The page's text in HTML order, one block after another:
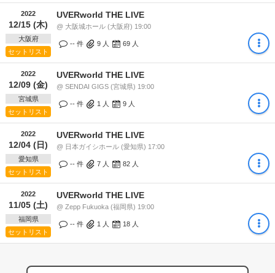
2022
12/15 (木)
大阪府
セットリスト
UVERworld THE LIVE
@ 大阪城ホール (大阪府) 19:00
-- 件 9 人 69 人
2022
12/09 (金)
宮城県
セットリスト
UVERworld THE LIVE
@ SENDAI GIGS (宮城県) 19:00
-- 件 1 人 9 人
2022
12/04 (日)
愛知県
セットリスト
UVERworld THE LIVE
@ 日本ガイシホール (愛知県) 17:00
-- 件 7 人 82 人
2022
11/05 (土)
福岡県
セットリスト
UVERworld THE LIVE
@ Zepp Fukuoka (福岡県) 19:00
-- 件 1 人 18 人